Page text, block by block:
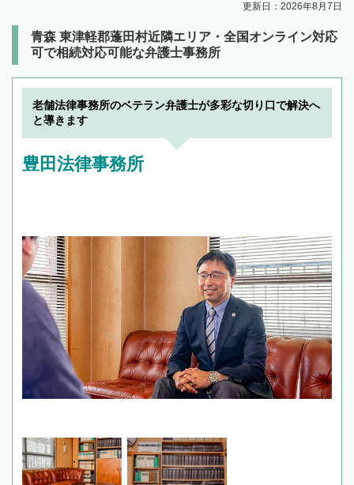
更新日：2026年8月7日
青森 東津軽郡蓬田村近隣エリア・全国オンライン対応
可で相続対応可能な弁護士事務所
老舗法律事務所のベテラン弁護士が多彩な切り口で解決へ
と導きます
豊田法律事務所